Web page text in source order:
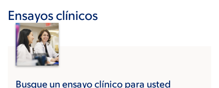
Ensayos clínicos
Busque un ensayo clínico para usted